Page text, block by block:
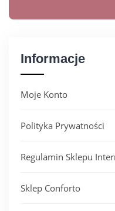
Informacje
Moje Konto
Polityka Prywatności
Regulamin Sklepu
Sklep Conforto